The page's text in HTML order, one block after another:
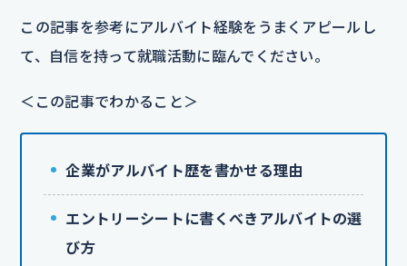
この記事を参考にアルバイト経験をうまくアピールし
て、自信を持って就職活動に臨んでください。
＜この記事でわかること＞
企業がアルバイト歴を書かせる理由
エントリーシートに書くべきアルバイトの選
び方